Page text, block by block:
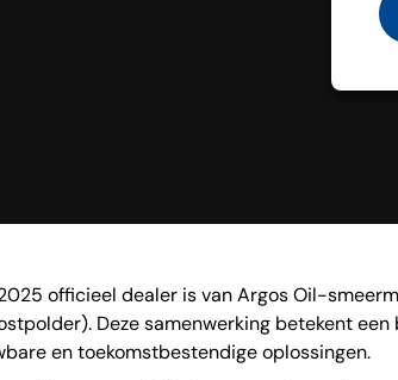
officieel dealer is van Argos Oil-
Deze samenwerking betekent
en toekomstbestendige oplossingen.